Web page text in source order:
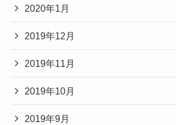
2020年1月
2019年12月
2019年11月
2019年10月
2019年9月